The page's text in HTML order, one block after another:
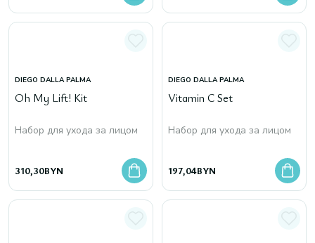
DIEGO DALLA PALMA
Oh My Lift! Kit
Набор для ухода за лицом
310,30BYN
DIEGO DALLA PALMA
Vitamin C Set
Набор для ухода за лицом
197,04BYN